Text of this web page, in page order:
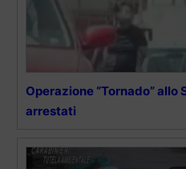
Operazione “Tornado” allo
arrestati